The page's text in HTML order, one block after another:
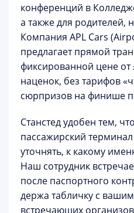
конференций в
а также для родителей,
Компания APL Cars
предлагает прямой
фиксированной цене от
наценок, без тарифов
сюрпризов на финише
Станстед удобен тем,
пассажирский терминал
уточнять, к какому
Наш сотрудник
после паспортного
держа табличку с
встречающих